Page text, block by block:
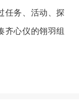
任务、活动、探
齐心仪的翎羽组